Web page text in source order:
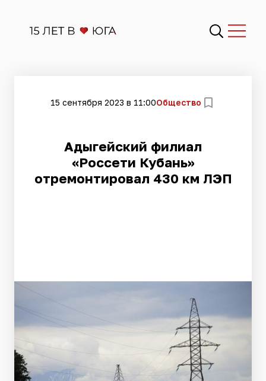
15 сентября 2023 в 11:00Общество
Адыгейский филиал
«Россети Кубань»
отремонтировал 430 км ЛЭП